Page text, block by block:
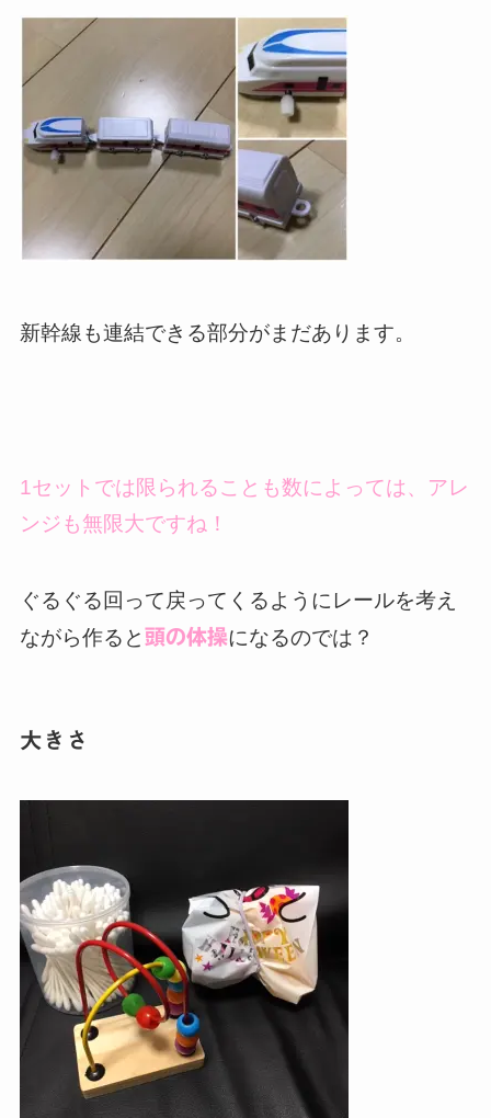
新幹線も連結できる部分がまだあります。
1セットでは限られることも数によっては、アレ
ンジも無限大ですね！
ぐるぐる回って戻ってくるようにレールを考え
ながら作ると 頭の体操になるのでは？
大きさ